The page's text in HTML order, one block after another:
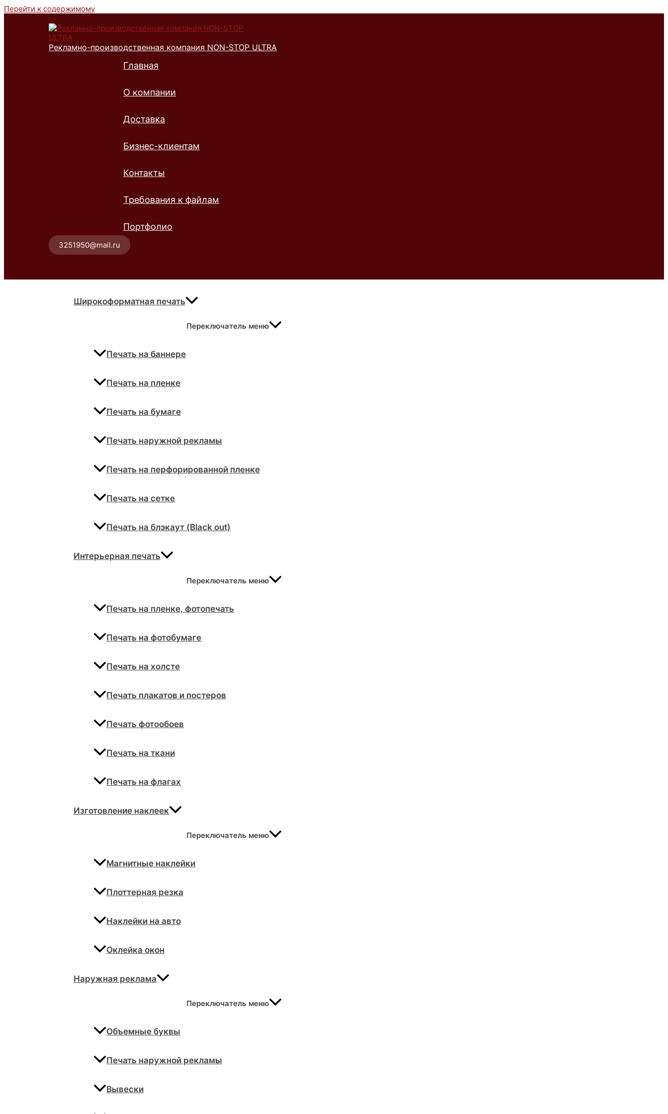
Перейти к содержимому
Рекламно-производственная компания NON-STOP ULTRA
Главная
О компании
Доставка
Бизнес-клиентам
Контакты
Требования к файлам
Портфолио
3251950@mail.ru
Широкоформатная печать
Переключатель меню
Печать на баннере
Печать на пленке
Печать на бумаге
Печать наружной рекламы
Печать на перфорированной пленке
Печать на сетке
Печать на блэкаут (Black out)
Интерьерная печать
Переключатель меню
Печать на пленке, фотопечать
Печать на фотобумаге
Печать на холсте
Печать плакатов и постеров
Печать фотообоев
Печать на ткани
Печать на флагах
Изготовление наклеек
Переключатель меню
Магнитные наклейки
Плоттерная резка
Наклейки на авто
Оклейка окон
Наружная реклама
Переключатель меню
Объемные буквы
Печать наружной рекламы
Вывески